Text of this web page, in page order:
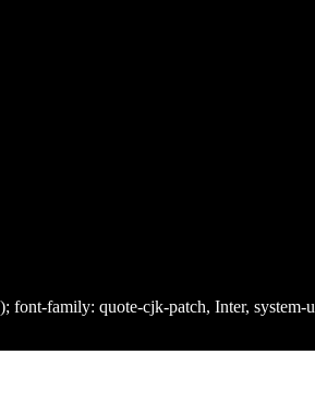
family: quote-cjk-patch, Inter,